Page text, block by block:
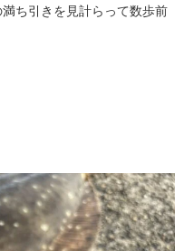
ち引きを見計らって数歩前